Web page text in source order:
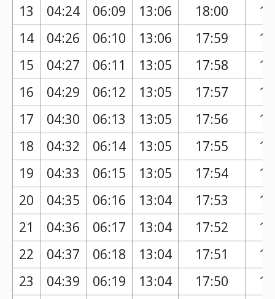
13 04:24 06:09 13:06 18:00
14
04:26 06:10 13:06 17:59
15
04:27 06:11 13:05 17:58
16
04:29 06:12 13:05 17:57
17
04:30 06:13 13:05 17:56
18
04:32 06:14 13:05 17:55
19
04:33 06:15 13:05 17:54
20
04:35 06:16 13:04 17:53
21
04:36 06:17 13:04 17:52
22
04:37 06:18 13:04 17:51
23
04:39 06:19 13:04 17:50